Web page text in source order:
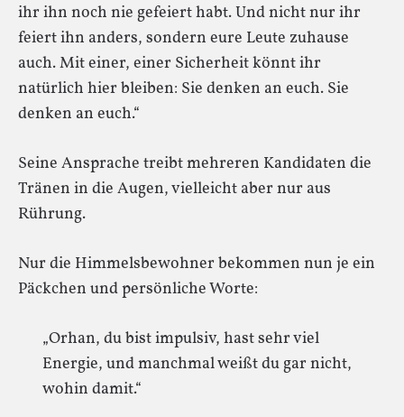
ihr ihn noch nie gefeiert habt. Und nicht nur ihr
feiert ihn anders, sondern eure Leute zuhause
auch. Mit einer, einer Sicherheit könnt ihr
natürlich hier bleiben: Sie denken an euch. Sie
denken an euch.“
Seine Ansprache treibt mehreren Kandidaten die
Tränen in die Augen, vielleicht aber nur aus
Rührung.
Nur die Himmelsbewohner bekommen nun je ein
Päckchen und persönliche Worte:
„Orhan, du bist impulsiv, hast sehr viel
Energie, und manchmal weißt du gar nicht,
wohin damit.“